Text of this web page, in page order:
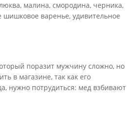
малина, смородина, черника,
шишковое варенье, удивительное
поразит мужчину сложно, но
в магазине, так как его
нужно потрудиться: мед взбивают